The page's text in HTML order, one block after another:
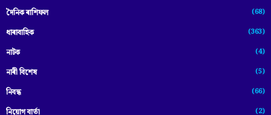
দৈনিক ৰাশিফল (68)
ধাৰাবাহিক (363)
নাটক (4)
নাৰী বিশেষ (5)
নিবন্ধ (66)
নিয়োগ বাৰ্তা (2)